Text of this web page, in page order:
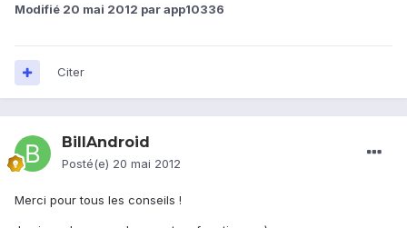
Modifié 20 mai 2012 par app10336
Citer
BillAndroid
Posté(e) 20 mai 2012
Merci pour tous les conseils !